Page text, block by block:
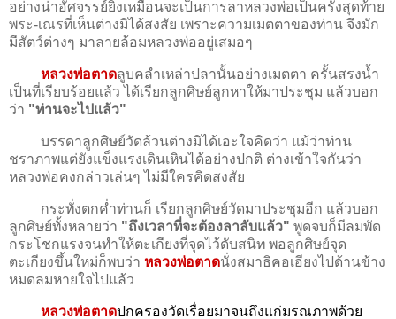
อย่างน่าอัศจรรย์ยิ่งเหมือนจะเป็นการลาหลวงพ่อเป็นครั้งสุดท้าย
พระ-เณรที่เห็นต่างมิได้สงสัย เพราะความเมตตาของท่าน จึงมัก
มีสัตว์ต่างๆ มาลายล้อมหลวงพ่ออยู่เสมอๆ
หลวงพ่อตาดลูบคลำเหล่าปลานั้นอย่างเมตตา ครั้นสรงน้ำ
เป็นที่เรียบร้อยแล้ว ได้เรียกลูกศิษย์ลูกหาให้มาประชุม แล้วบอก
ว่า "ท่านจะไปแล้ว"
บรรดาลูกศิษย์วัดล้วนต่างมิได้เอะใจคิดว่า แม้ว่าท่าน
ชราภาพแต่ยังแข็งแรงเดินเหินได้อย่างปกติ ต่างเข้าใจกันว่า
หลวงพ่อคงกล่าวเล่นๆ ไม่มีใครคิดสงสัย
กระทั่งตกค่ำท่านก็ เรียกลูกศิษย์วัดมาประชุมอีก แล้วบอก
ลูกศิษย์ทั้งหลายว่า "ถึงเวลาที่จะต้องลาลับแล้ว" พูดจบก็มีลมพัด
กระโชกแรงจนทำให้ตะเกียงที่จุดไว้ดับสนิท พอลูกศิษย์จุด
ตะเกียงขึ้นใหม่ก็พบว่า หลวงพ่อตาดนั่งสมาธิคอเอียงไปด้านข้าง
หมดลมหายใจไปแล้ว
หลวงพ่อตาดปกครองวัดเรื่อยมาจนถึงแก่มรณภาพด้วย